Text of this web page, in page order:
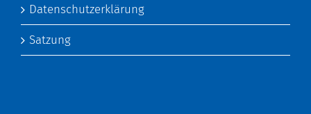
Datenschutzerklärung
Satzung